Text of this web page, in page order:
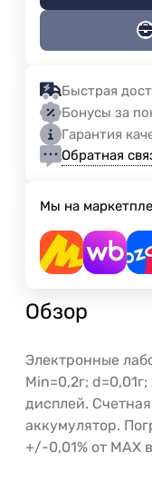
Быстрая
Бонусы за
Гарантия
Обратная
Мы на
Обзор
Электронные
Min=0,2г;
дисплей.
аккумулятор.
+/-0,01% от MAX